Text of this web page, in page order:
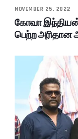
NOVEMBER 25, 2022
கோவா இந்தியன்
பெற்ற அரிதான